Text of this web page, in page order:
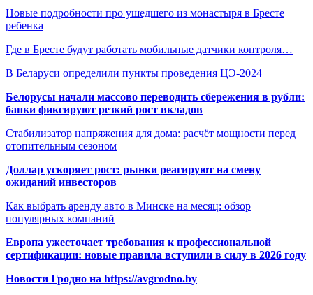
Новые подробности про ушедшего из монастыря в Бресте
ребенка
Где в Бресте будут работать мобильные датчики контроля…
В Беларуси определили пункты проведения ЦЭ-2024
Белорусы начали массово переводить сбережения в рубли:
банки фиксируют резкий рост вкладов
Стабилизатор напряжения для дома: расчёт мощности перед
отопительным сезоном
Доллар ускоряет рост: рынки реагируют на смену
ожиданий инвесторов
Как выбрать аренду авто в Минске на месяц: обзор
популярных компаний
Европа ужесточает требования к профессиональной
сертификации: новые правила вступили в силу в 2026 году
Новости Гродно на https://avgrodno.by